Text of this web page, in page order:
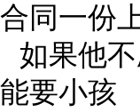
同一份
如果他
要小孩